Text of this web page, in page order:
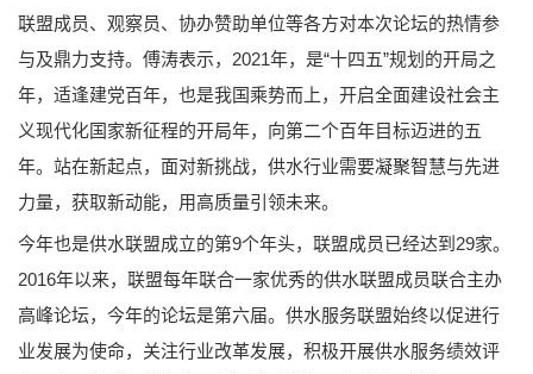
联盟成员、观察员、协办赞助单位等各方对本次论坛的热情参
与及鼎力支持。傅涛表示，2021年，是“十四五”规划的开局之
年，适逢建党百年，也是我国乘势而上，开启全面建设社会主
义现代化国家新征程的开局年，向第二个百年目标迈进的五
年。站在新起点，面对新挑战，供水行业需要凝聚智慧与先进
力量，获取新动能，用高质量引领未来。
今年也是供水联盟成立的第9个年头，联盟成员已经达到29家。
2016年以来，联盟每年联合一家优秀的供水联盟成员联合主办
高峰论坛，今年的论坛是第六届。供水服务联盟始终以促进行
业发展为使命，关注行业改革发展，积极开展供水服务绩效评